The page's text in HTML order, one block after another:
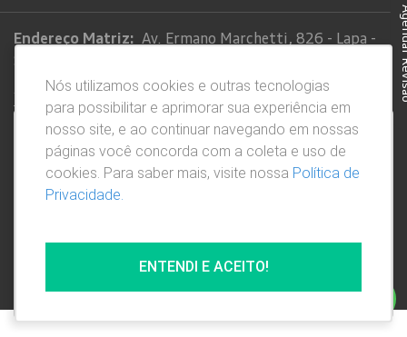
Endereço Matriz: Av. Ermano Marchetti, 826 - Lapa -
São Paulo-SP
Sistema de informações de Créditos (SCR)
Código de Conduta
AutoForce - Todos os direitos reservados.
Política de privacidade.
Nós utilizamos cookies e outras tecnologias para
possibilitar e aprimorar sua experiência em nosso
site, e ao continuar navegando em nossas páginas
você concorda com a coleta e uso de cookies. Para
Nós utilizamos cookies e outras tecnologias
para possibilitar e aprimorar sua experiência em
nosso site, e ao continuar navegando em nossas
páginas você concorda com a coleta e uso de
cookies. Para saber mais, visite nossa Política de
Privacidade.
ENTENDI E ACEITO!